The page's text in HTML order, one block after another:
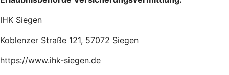
IHK Siegen
Koblenzer Straße 121, 57072 Siegen
https://www.ihk-siegen.de